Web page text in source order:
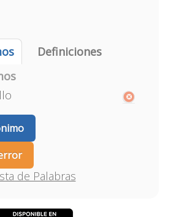
Definiciones
de Palabras